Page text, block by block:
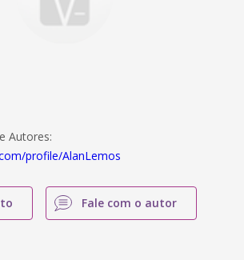
Autores:
profile/AlanLemos
Fale com o autor